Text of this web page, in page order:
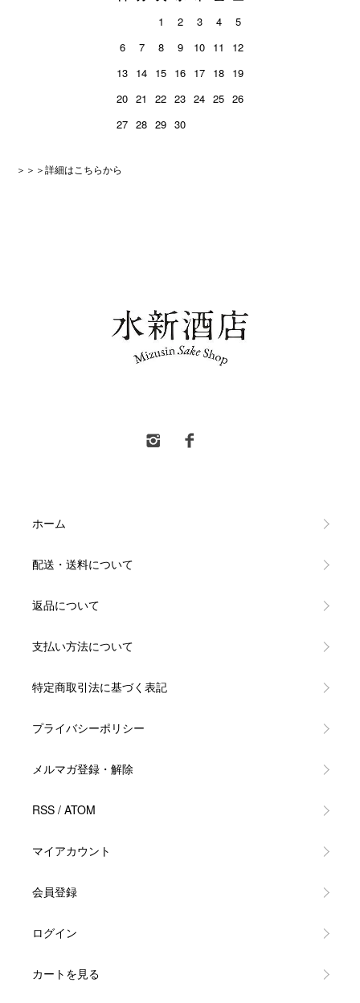
1
2 3 4
5
6
7 8 9 10 11
12
13 14 15 16 17 18 19
20 21 22 23 24 25 26
27 28 29 30
＞＞＞詳細はこちらから
ホーム
配送・送料について
返品について
支払い方法について
特定商取引法に基づく表記
プライバシーポリシー
メルマガ登録・解除
RSS / ATOM
マイアカウント
会員登録
ログイン
カートを見る